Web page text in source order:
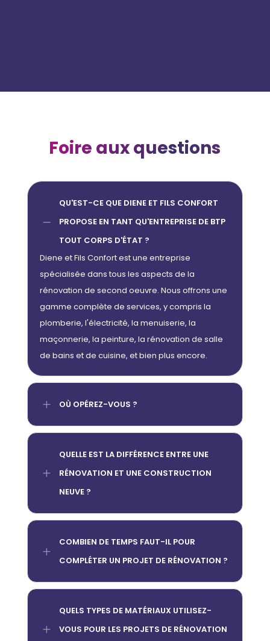
Foire aux questions
K
QU'EST-CE QUE DIENE ET FILS CONFORT
PROPOSE EN TANT QU'ENTREPRISE DE BTP
TOUT CORPS D'ÉTAT ?
Diene et Fils Confort est une entreprise
spécialisée dans tous les aspects de la
rénovation de second oeuvre. Nous offrons une
gamme complète de services, y compris la
plomberie, l'électricité, la menuiserie, la
maçonnerie, la peinture, la rénovation de salle
de bains et de cuisine, et bien plus encore.
L OÙ OPÉREZ-VOUS ?
L
QUELLE EST LA DIFFÉRENCE ENTRE UNE
RÉNOVATION ET UNE CONSTRUCTION
NEUVE ?
L
COMBIEN DE TEMPS FAUT-IL POUR
COMPLÉTER UN PROJET DE RÉNOVATION ?
L
QUELS TYPES DE MATÉRIAUX UTILISEZ-
VOUS POUR LES PROJETS DE RÉNOVATION